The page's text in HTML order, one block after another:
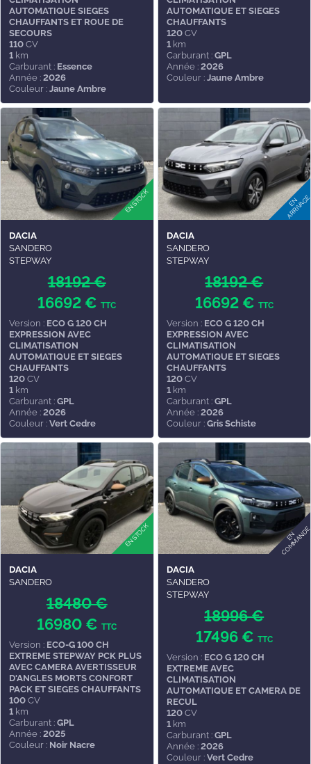
AUTOMATIQUE SIEGES
CHAUFFANTS ET ROUE DE
SECOURS
110 CV
1 km
Carburant : Essence
Année : 2026
Couleur : Jaune Ambre
AUTOMATIQUE ET SIEGES
CHAUFFANTS
120CV
1km
Carburant : GPL
Année : 2026
Couleur : Jaune Ambre
DACIA
SANDERO
STEPWAY
18192 €
16692 €TTC
Version : ECO G 120 CH
EXPRESSION AVEC
CLIMATISATION
AUTOMATIQUE ET SIEGES
CHAUFFANTS
120 CV
1 km
Carburant : GPL
Année : 2026
Couleur : Vert Cedre
DACIA
SANDERO
STEPWAY
18192 €
16692 € TTC
Version : ECO G 120 CH
EXPRESSION AVEC
CLIMATISATION
AUTOMATIQUE ET SIEGES
CHAUFFANTS
120CV
1km
Carburant : GPL
Année : 2026
Couleur : Gris Schiste
DACIA
SANDERO
18480 €
16980 €TTC
Version : ECO-G 100 CH
EXTREME STEPWAY PCK PLUS
AVEC CAMERA AVERTISSEUR
D'ANGLES MORTS CONFORT
PACK ET SIEGES CHAUFFANTS
100 CV
1 km
Carburant : GPL
Année : 2025
Couleur : Noir Nacre
DACIA
SANDERO
STEPWAY
18996 €
17496 € TTC
Version : ECO G 120 CH
EXTREME AVEC
CLIMATISATION
AUTOMATIQUE ET CAMERA DE
RECUL
120CV
1km
Carburant : GPL
Année : 2026
Couleur : Vert Cedre